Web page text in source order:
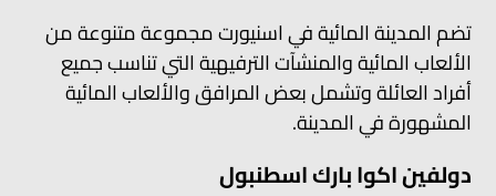
تضم المدينة المائية في اسنيورت مجموعة متنوعة من
الألعاب المائية والمنشآت الترفيهية التي تناسب جميع
أفراد العائلة وتشمل بعض المرافق والألعاب المائية
المشهورة في المدينة.
دولفين اكوا بارك اسطنبول